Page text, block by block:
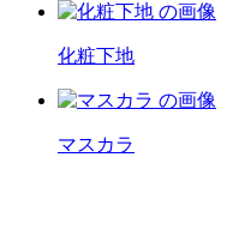
化粧下地
マスカラ